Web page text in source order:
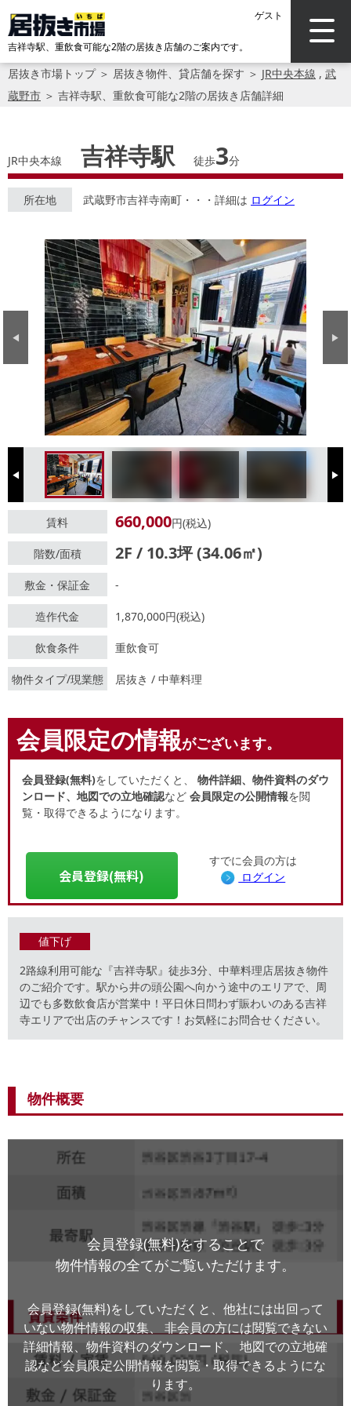
ゲスト
吉祥寺駅、重飲食可能な2階の居抜き店舗のご案内です。
居抜き市場トップ＞ 居抜き物件、貸店舗を探す ＞ JR中央本線 , 武
蔵野市 ＞ 吉祥寺駅、重飲食可能な2階の居抜き店舗詳細
JR中央本線 吉祥寺駅 徒歩3分
所在地 武蔵野市吉祥寺南町・・・詳細は ログイン
Previous Next
Previous Next
賃料 660,000円(税込)
階数/面積 2F / 10.3坪 (34.06㎡)
敷金・保証金 -
造作代金 1,870,000円(税込)
飲食条件 重飲食可
物件タイプ/現業態 居抜き / 中華料理
会員限定の情報がございます。
会員登録(無料)をしていただくと、 物件詳細、物件資料のダウ
ンロード、地図での立地確認など 会員限定の公開情報を閲
覧・取得できるようになります。
会員登録(無料)
すでに会員の方は
ログイン
値下げ
2路線利用可能な『吉祥寺駅』徒歩3分、中華料理店居抜き物件
のご紹介です。駅から井の頭公園へ向かう途中のエリアで、周
辺でも多数飲食店が営業中！平日休日問わず賑わいのある吉祥
寺エリアで出店のチャンスです！お気軽にお問合せください。
物件概要
会員登録(無料)をすることで
物件情報の全てがご覧いただけます。
会員登録(無料)をしていただくと、他社には出回って
いない物件情報の収集、
非会員の方には閲覧できない
詳細情報、物件資料のダウンロード、
地図での立地確
認など会員限定公開情報を閲覧・取得できるようにな
ります。